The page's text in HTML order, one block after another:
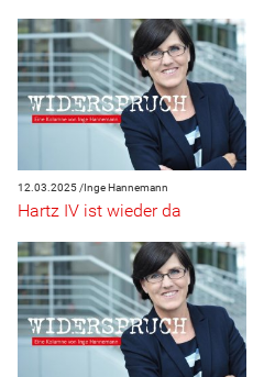
12.03.2025 /Inge Hannemann
Hartz IV ist wieder da